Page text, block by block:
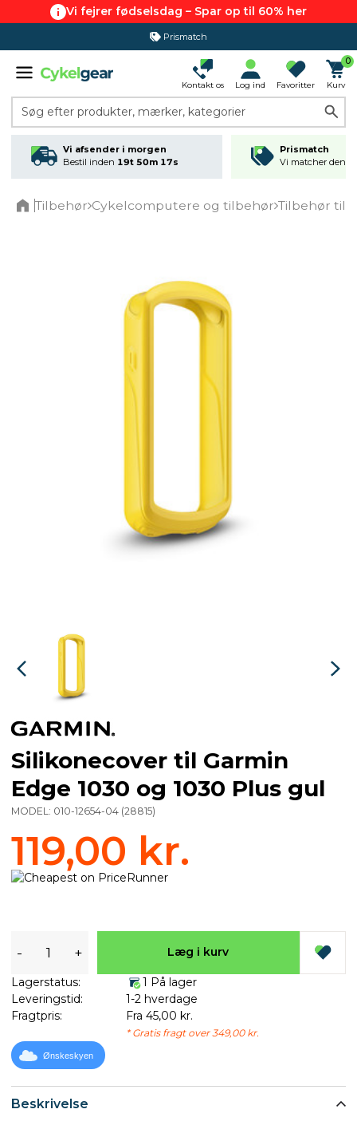
Vi fejrer fødselsdag – Spar op til 60% her
Prismatch
Kontakt os Log ind Favoritter
0
Kurv
Søg efter produkter, mærker, kategorier
Vi afsender i morgen
Bestil inden 19t 50m 17s
Prismatch
Vi matcher den
Tilbehør Cykelcomputere og tilbehør Tilbehør til
Beskrivelse
Silikonecover til Garmin
Edge 1030 og 1030 Plus gul
MODEL: 010-12654-04 (28815)
119,00 kr.
- + Læg i kurv
Lagerstatus:
1 På lager
Leveringstid:
1-2 hverdage
Fragtpris:
Fra 45,00 kr.
* Gratis fragt over 349,00 kr.
Ønskeskyen